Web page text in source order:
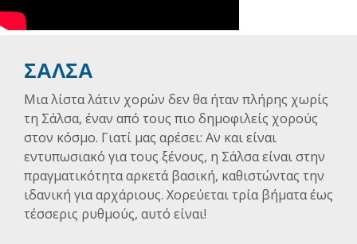
ΣΑΛΣΑ
Μια λίστα λάτιν χορών δεν θα ήταν πλήρης χωρίς
τη Σάλσα, έναν από τους πιο δημοφιλείς χορούς
στον κόσμο. Γιατί μας αρέσει: Αν και είναι
εντυπωσιακό για τους ξένους, η Σάλσα είναι στην
πραγματικότητα αρκετά βασική, καθιστώντας την
ιδανική για αρχάριους. Χορεύεται τρία βήματα έως
τέσσερις ρυθμούς, αυτό είναι!